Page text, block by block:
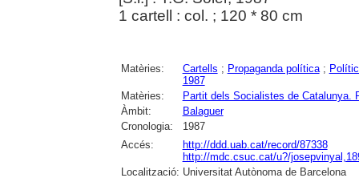
1 cartell : col. ; 120 * 80 cm
Matèries: Cartells ; Propaganda política;
1987
Matèries:
Partit dels Socialistes de Catalunya.
Àmbit:
Balaguer
Cronologia:
1987
Accés:
http://ddd.uab.cat/record/87338
http://mdc.csuc.cat/u?/
Localització: Universitat Autònoma de Barcelona